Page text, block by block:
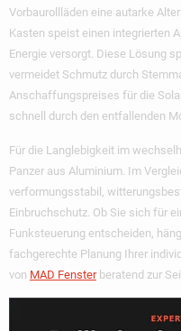
Vorbaurollläden eine autarke
Kasten speist einen integrierten
Energie versorgt. Diese Lösung
vermeidet Schmutz durch
Anschaffungspreises für die
schnell durch den entfallenden
Für die Langlebigkeit im
Panzer aus Aluminium. Im
verformungsstabil,
Einbruchschutz. Ob Sie sich für
Funksteuerung entscheiden,
fachgerechte Planung Ihrer
von MAD Fensterberatend zur